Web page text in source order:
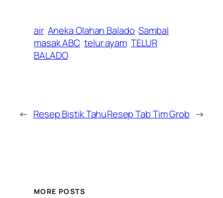
air Aneka Olahan Balado Sambal
masak ABC telur ayam TELUR
BALADO
← Resep Bistik TahuResep Tab Tim Grob →
MORE POSTS